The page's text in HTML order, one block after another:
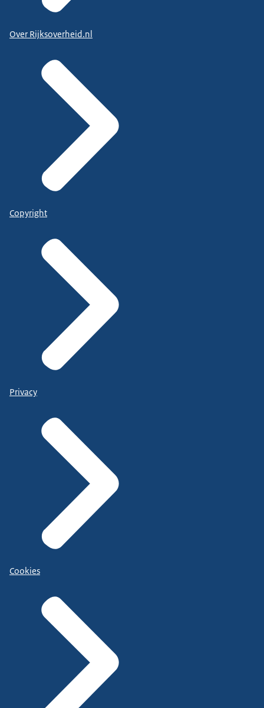
Over Rijksoverheid.nl
Copyright
Privacy
Cookies